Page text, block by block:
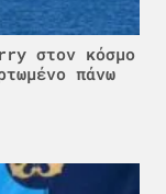
στον κόσμο
πάνω